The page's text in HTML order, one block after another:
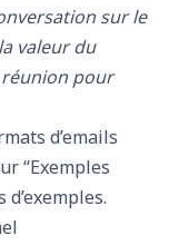
sur le
valeur du
pour
d’emails
“Exemples